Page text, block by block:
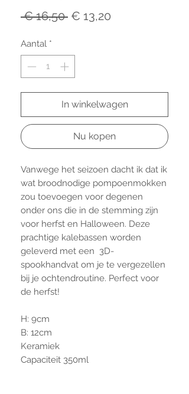
€ 16,50 Normale
€ 13,20
Aantal *
In winkelwagen
Nu kopen
Vanwege het seizoen dacht ik dat ik
wat broodnodige pompoenmokken
zou toevoegen voor degenen
onder ons die in de stemming zijn
voor herfst en Halloween. Deze
prachtige kalebassen worden
geleverd met een 3D-
spookhandvat om je te vergezellen
bij je ochtendroutine. Perfect voor
de herfst!
H: 9cm
B: 12cm
Keramiek
Capaciteit 350ml